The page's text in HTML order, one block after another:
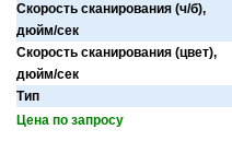
Скорость сканирования (ч/б),
дюйм/сек
Скорость сканирования (цвет),
дюйм/сек
Тип
Цена по запросу